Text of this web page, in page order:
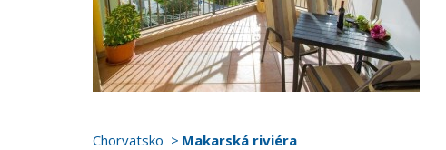
Chorvatsko Makarská riviéra